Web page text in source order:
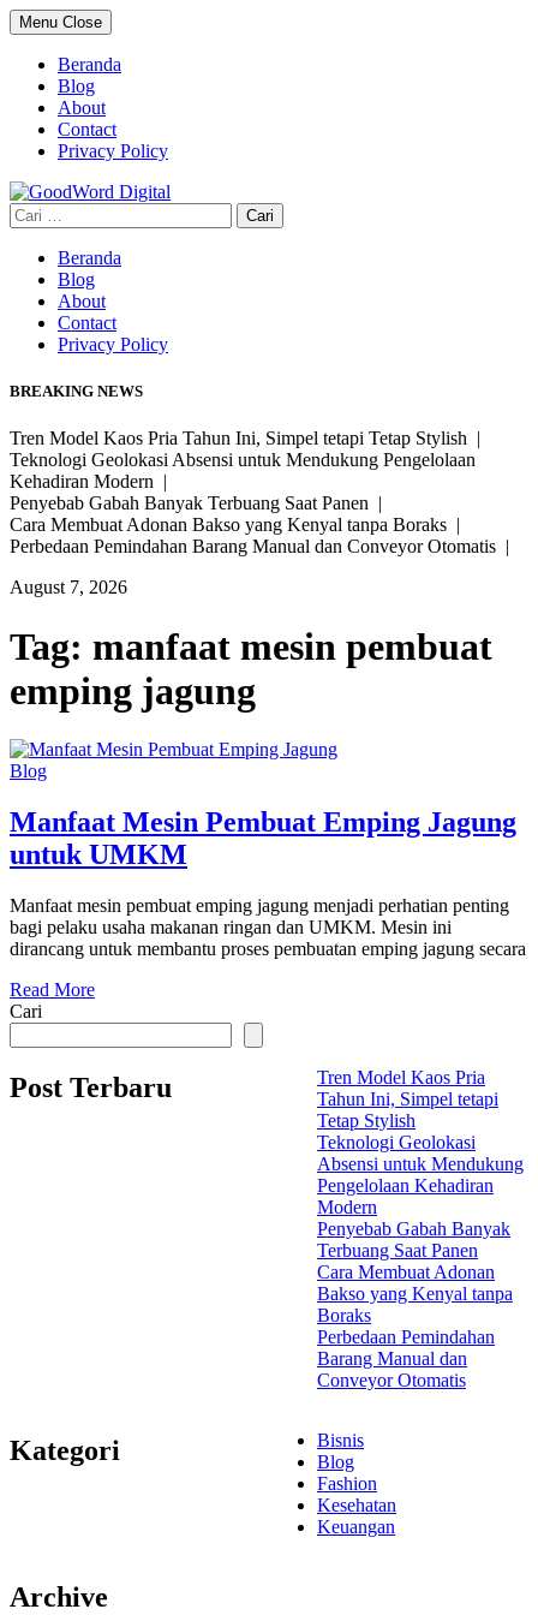
Skip
to
content
Menu Close
Beranda
Blog
About
Contact
Privacy Policy
Cari
untuk:
Beranda
Blog
About
Contact
Privacy Policy
BREAKING NEWS
Tren Model Kaos Pria Tahun Ini, Simpel tetapi Tetap Stylish |
Teknologi Geolokasi Absensi untuk Mendukung Pengelolaan
Kehadiran Modern |
Penyebab Gabah Banyak Terbuang Saat Panen |
Cara Membuat Adonan Bakso yang Kenyal tanpa Boraks |
Perbedaan Pemindahan Barang Manual dan Conveyor Otomatis |
August 7, 2026
Tag: manfaat mesin pembuat
emping jagung
Blog
Manfaat Mesin Pembuat Emping Jagung
untuk UMKM
Manfaat mesin pembuat emping jagung menjadi perhatian penting
bagi pelaku usaha makanan ringan dan UMKM. Mesin ini
dirancang untuk membantu proses pembuatan emping jagung secara
Read More
Cari
Post Terbaru
Tren Model Kaos Pria
Tahun Ini, Simpel tetapi
Tetap Stylish
Teknologi Geolokasi
Absensi untuk Mendukung
Pengelolaan Kehadiran
Modern
Penyebab Gabah Banyak
Terbuang Saat Panen
Cara Membuat Adonan
Bakso yang Kenyal tanpa
Boraks
Perbedaan Pemindahan
Barang Manual dan
Conveyor Otomatis
Kategori
Bisnis
Blog
Fashion
Kesehatan
Keuangan
Archive